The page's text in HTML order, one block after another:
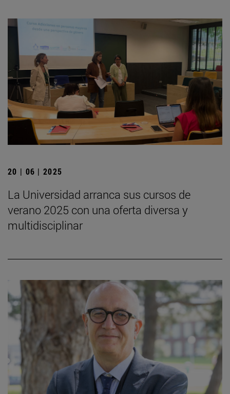
20 | 06 | 2025
La Universidad arranca sus cursos de
verano 2025 con una oferta diversa y
multidisciplinar